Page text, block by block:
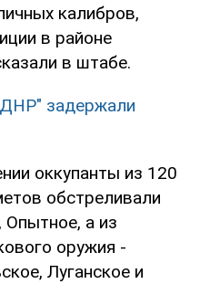
калибров,
в районе
в штабе.
задержали
оккупанты из 120
обстреливали
Опытное, а из
оружия -
Луганское и